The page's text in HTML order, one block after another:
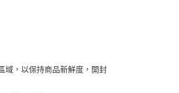
域，以保持商品新鮮度，開封